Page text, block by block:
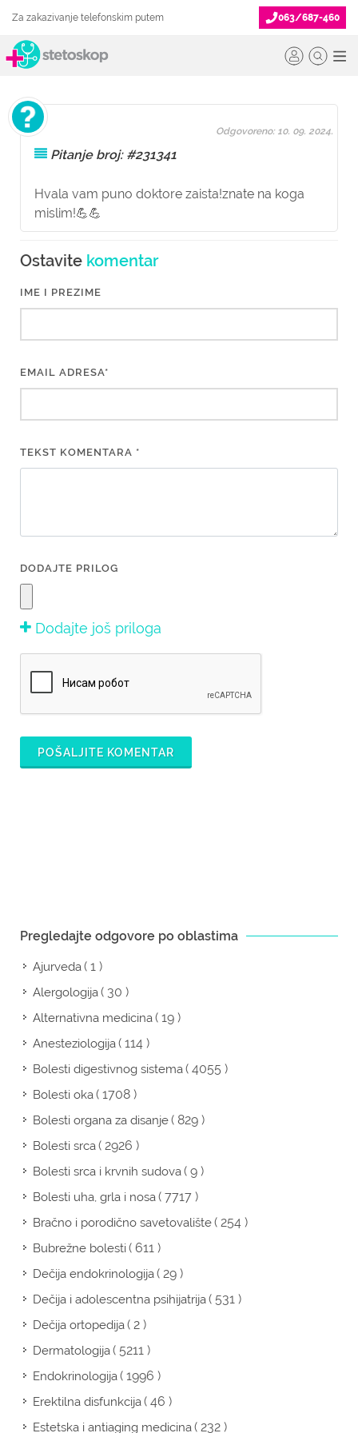
Za zakazivanje telefonskim putem 063/687-460
Pitanje broj: #231341
Hvala vam puno doktore zaista!znate na koga
mislim!💪💪
Odgovoreno: 10. 09. 2024.
Ostavite komentar
IME I PREZIME
EMAIL ADRESA*
TEKST KOMENTARA *
DODAJTE PRILOG
Dodajte još priloga
POŠALJITE KOMENTAR
Pregledajte odgovore po oblastima
Ajurveda( 1 )
Alergologija( 30 )
Alternativna medicina( 19 )
Anesteziologija( 114 )
Bolesti digestivnog sistema( 4055 )
Bolesti oka( 1708 )
Bolesti organa za disanje( 829 )
Bolesti srca( 2926 )
Bolesti srca i krvnih sudova( 9 )
Bolesti uha, grla i nosa( 7717 )
Bračno i porodično savetovalište( 254 )
Bubrežne bolesti( 611 )
Dečija endokrinologija( 29 )
Dečija i adolescentna psihijatrija( 531 )
Dečija ortopedija( 2 )
Dermatologija( 5211 )
Endokrinologija( 1996 )
Erektilna disfunkcija( 46 )
Estetska i antiaging medicina( 232 )